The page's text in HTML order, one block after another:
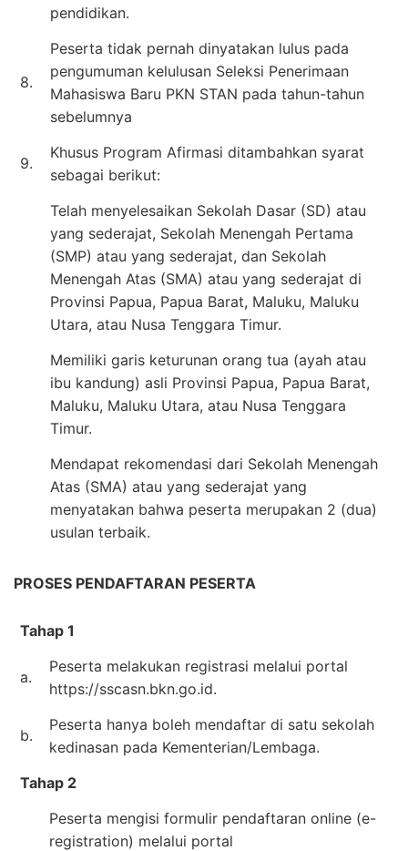
pendidikan.
8.
Peserta tidak pernah dinyatakan lulus pada
pengumuman kelulusan Seleksi Penerimaan
Mahasiswa Baru PKN STAN pada tahun-tahun
sebelumnya
9.
Khusus Program Afirmasi ditambahkan syarat
sebagai berikut:
Telah menyelesaikan Sekolah Dasar (SD) atau
yang sederajat, Sekolah Menengah Pertama
(SMP) atau yang sederajat, dan Sekolah
Menengah Atas (SMA) atau yang sederajat di
Provinsi Papua, Papua Barat, Maluku, Maluku
Utara, atau Nusa Tenggara Timur.
Memiliki garis keturunan orang tua (ayah atau
ibu kandung) asli Provinsi Papua, Papua Barat,
Maluku, Maluku Utara, atau Nusa Tenggara
Timur.
Mendapat rekomendasi dari Sekolah Menengah
Atas (SMA) atau yang sederajat yang
menyatakan bahwa peserta merupakan 2 (dua)
usulan terbaik.
PROSES PENDAFTARAN PESERTA
Tahap 1
a.
Peserta melakukan registrasi melalui portal
https://sscasn.bkn.go.id.
b.
Peserta hanya boleh mendaftar di satu sekolah
kedinasan pada Kementerian/Lembaga.
Tahap 2
Peserta mengisi formulir pendaftaran online (e-
registration) melalui portal